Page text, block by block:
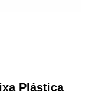
Plástica